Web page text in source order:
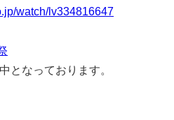
watch/lv334816647
となっております。